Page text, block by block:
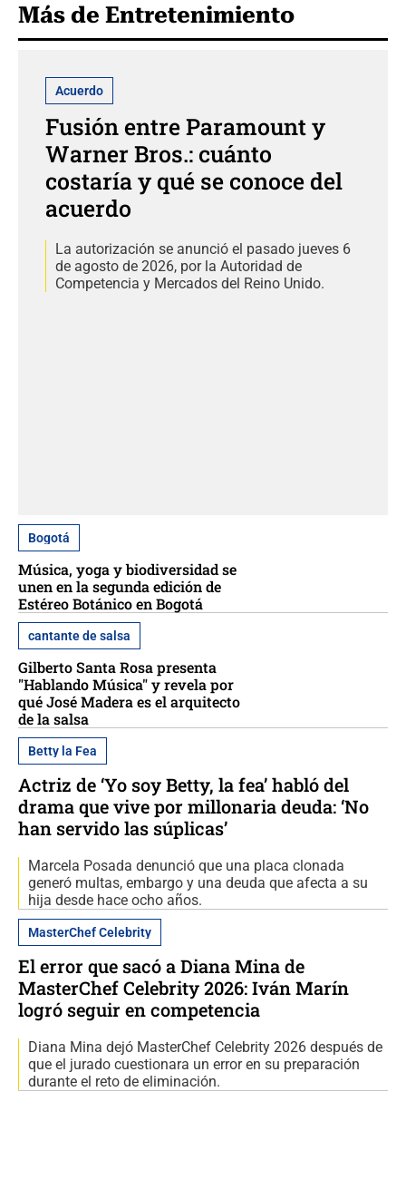
Más de Entretenimiento
Acuerdo
Fusión entre Paramount y
Warner Bros.: cuánto
costaría y qué se conoce del
acuerdo
La autorización se anunció el pasado jueves 6
de agosto de 2026, por la Autoridad de
Competencia y Mercados del Reino Unido.
Bogotá
Música, yoga y biodiversidad se
unen en la segunda edición de
Estéreo Botánico en Bogotá
cantante de salsa
Gilberto Santa Rosa presenta
"Hablando Música" y revela por
qué José Madera es el arquitecto
de la salsa
Betty la Fea
Actriz de ‘Yo soy Betty, la fea’ habló del
drama que vive por millonaria deuda: ‘No
han servido las súplicas’
Marcela Posada denunció que una placa clonada
generó multas, embargo y una deuda que afecta a su
hija desde hace ocho años.
MasterChef Celebrity
El error que sacó a Diana Mina de
MasterChef Celebrity 2026: Iván Marín
logró seguir en competencia
Diana Mina dejó MasterChef Celebrity 2026 después de
que el jurado cuestionara un error en su preparación
durante el reto de eliminación.